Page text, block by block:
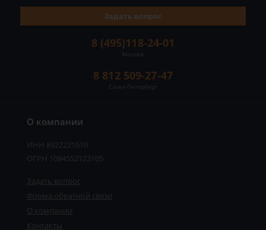
О компании
ИНН 8922221610
ОГРН 1084552123105
Задать вопрос
Форма обратной связи
О компании
Контакты
8 (495)118-24-01
Москва
8 812 509-27-47
Санкт-Петербург
Задать вопрос